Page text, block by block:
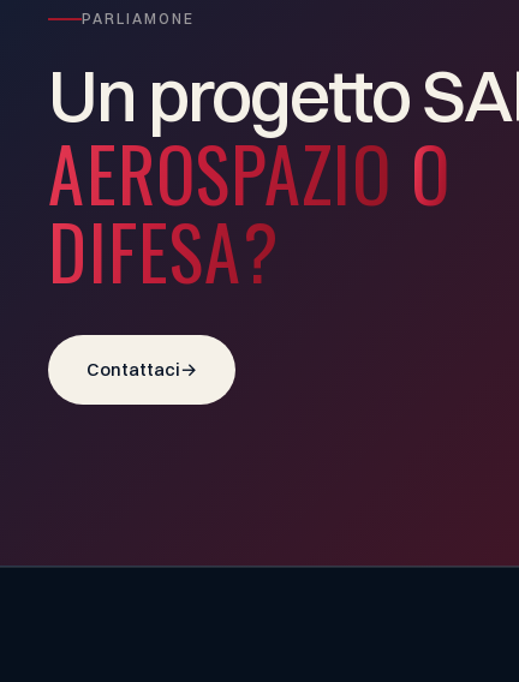
PARLIAMONE
Un progetto
AEROSPAZIO O
DIFESA?
Contattaci→